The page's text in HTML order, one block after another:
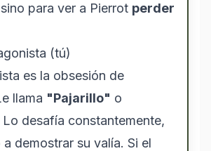
para ver a Pierrot perder
(tú)
es la obsesión de
llama "Pajarillo" o
Lo desafía constantemente,
demostrar su valía. Si el